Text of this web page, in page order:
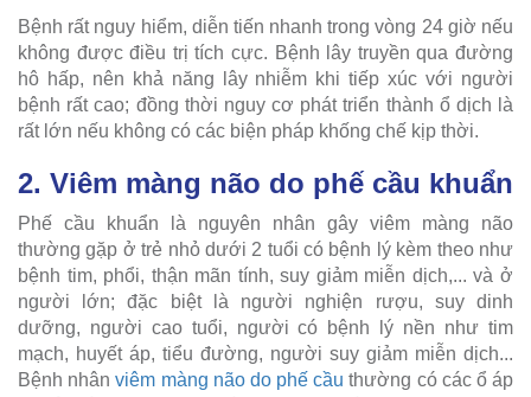
Bệnh rất nguy hiểm, diễn tiến nhanh trong vòng 24 giờ nếu
không được điều trị tích cực. Bệnh lây truyền qua đường
hô hấp, nên khả năng lây nhiễm khi tiếp xúc với người
bệnh rất cao; đồng thời nguy cơ phát triển thành ổ dịch là
rất lớn nếu không có các biện pháp khống chế kịp thời.
2. Viêm màng não do phế cầu khuẩn
Phế cầu khuẩn là nguyên nhân gây viêm màng não
thường gặp ở trẻ nhỏ dưới 2 tuổi có bệnh lý kèm theo như
bệnh tim, phổi, thận mãn tính, suy giảm miễn dịch,... và ở
người lớn; đặc biệt là người nghiện rượu, suy dinh
dưỡng, người cao tuổi, người có bệnh lý nền như tim
mạch, huyết áp, tiểu đường, người suy giảm miễn dịch...
Bệnh nhânviêm màng não do phế cầu thường có các ổ áp